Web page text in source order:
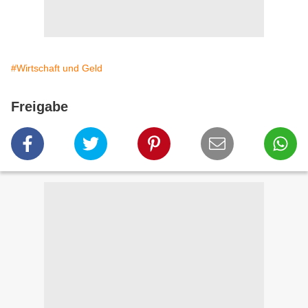
#Wirtschaft und Geld
Freigabe